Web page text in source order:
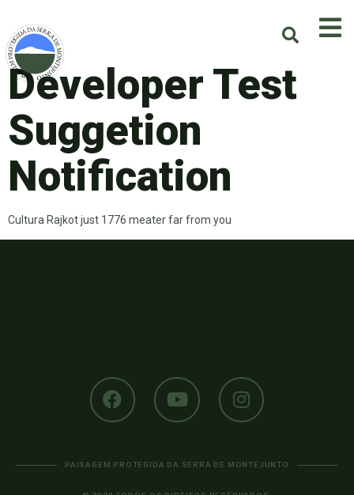
Developer Test
Suggetion
Notification
Cultura Rajkot just 1776 meater far from you
PAISAGEM PROTEGIDA DA SERRA DE MONTEJUNTO